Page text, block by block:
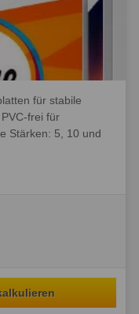
für stabile
frei für
Stärken: 5, 10 und